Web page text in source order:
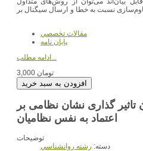
نسبت به خطا و ارسال سیگنال بر
مقالات تخصصي
پایان نامه
ادامه مطلب...
3,000 تومان
تاثیر گذاری نشان نظامی بر
توضیحات
دسته: رشته روانشناسي